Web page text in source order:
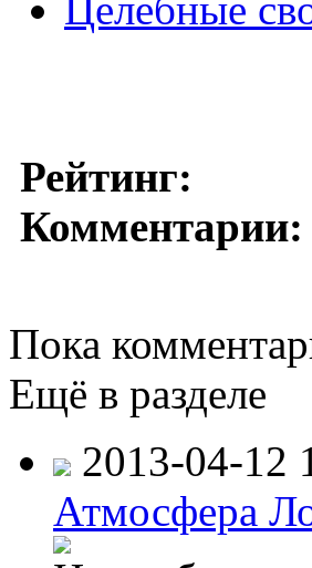
Рейтинг:
Комментарии:
Пока
Ещё в разделе
2013-04-12
Атмосфера